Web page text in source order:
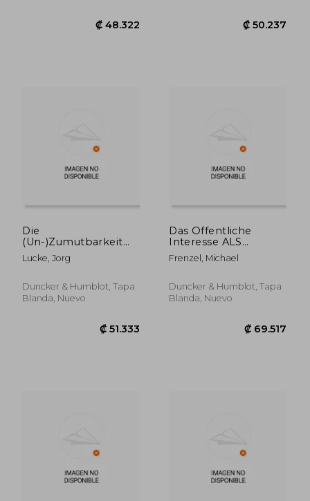
Die
(Un-)Zumutbarkeit
ALS Allgemeine
Grenze Offentlich-
Des Burgers (en
Alemán)
Lucke, Jorg
Duncker & Humblot, Tapa
Blanda, Nuevo
Das Offentliche
Interesse ALS
Voraussetzung Der
Enteignung (en
Frenzel, Michael
Duncker & Humblot, Tapa
Blanda, Nuevo